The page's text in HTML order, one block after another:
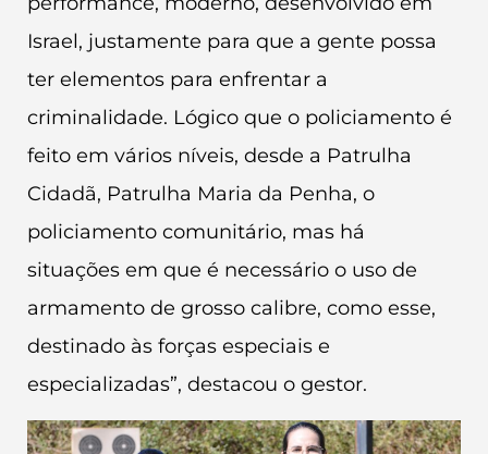
Israel, justamente para que a gente possa
ter elementos para enfrentar a
criminalidade. Lógico que o policiamento é
feito em vários níveis, desde a Patrulha
Cidadã, Patrulha Maria da Penha, o
policiamento comunitário, mas há
situações em que é necessário o uso de
armamento de grosso calibre, como esse,
destinado às forças especiais e
especializadas”, destacou o gestor.